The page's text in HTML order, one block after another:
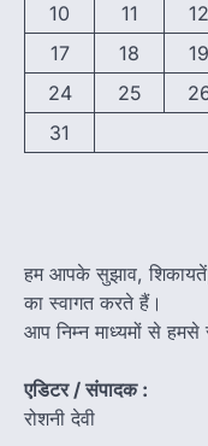
10
11 12
17
18 19
24
25
31
हम आपके सुझाव, शिकायतें,
का स्वागत करते हैं।
आप निम्न माध्यमों से
एडिटर / संपादक :
रोशनी देवी